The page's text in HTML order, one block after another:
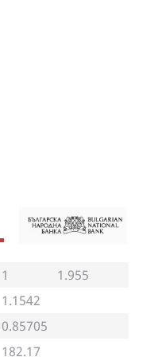
1
1.955
1.1542
0.85705
182.17